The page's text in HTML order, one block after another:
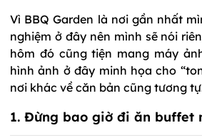
Vì BBQ Garden là nơi gần nhất
nghiệm ở đây nên mình sẽ nói
hôm đó cũng tiện mang máy
hình ảnh ở đây minh họa cho
nơi khác về căn bản cũng tương
1. Đừng bao giờ đi ăn buffet